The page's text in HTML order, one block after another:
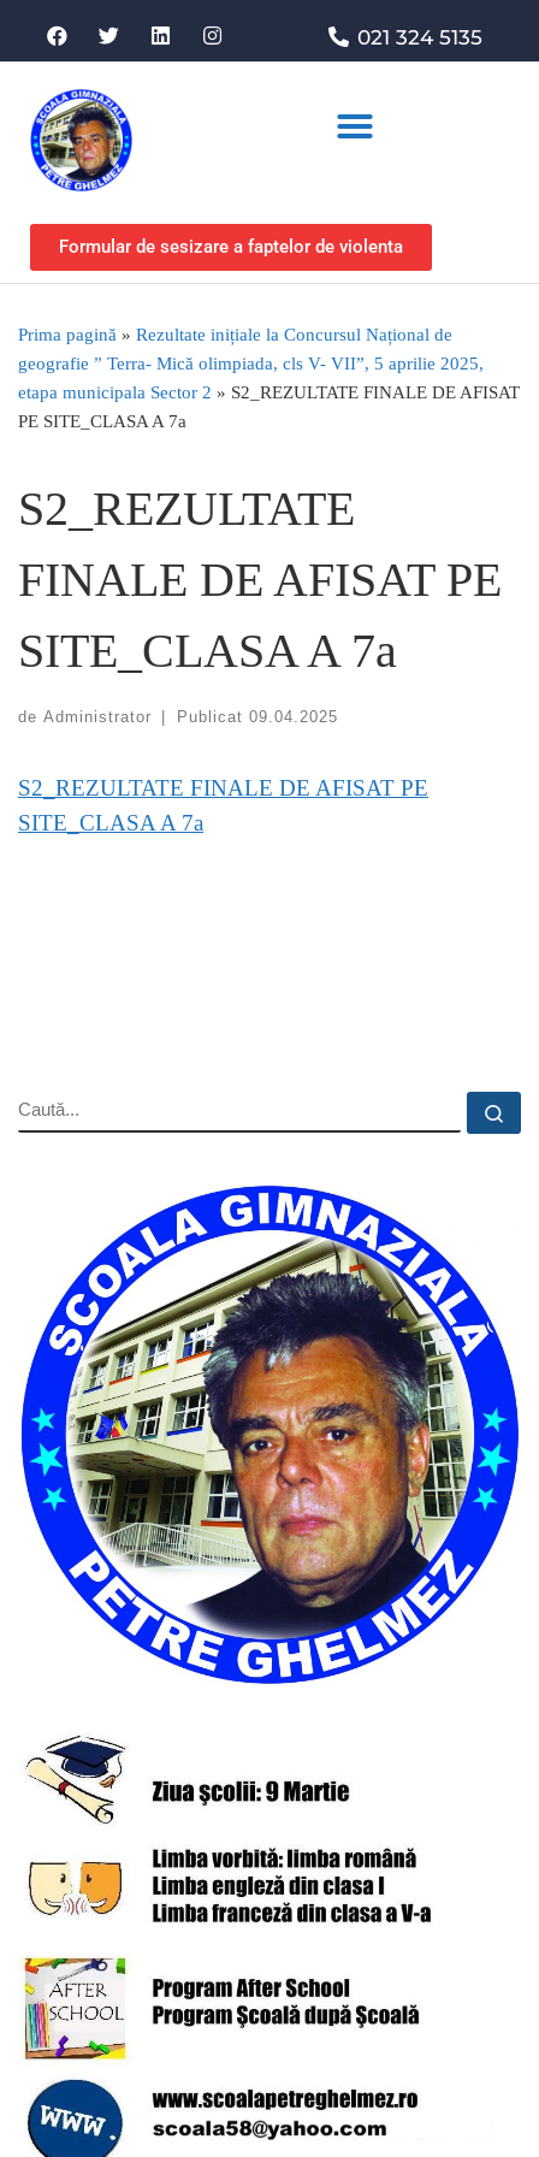
021 324 5135
Formular de sesizare a faptelor de violenta
Prima pagină » Rezultate inițiale la Concursul Național de
geografie ” Terra- Mică olimpiada, cls V- VII”, 5 aprilie 2025,
etapa municipala Sector 2 » S2_REZULTATE FINALE DE AFISAT
PE SITE_CLASA A 7a
S2_REZULTATE
FINALE DE AFISAT PE
SITE_CLASA A 7a
de Administrator | Publicat 09.04.2025
S2_REZULTATE FINALE DE AFISAT PE
SITE_CLASA A 7a